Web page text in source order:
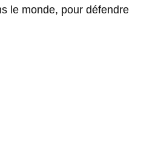
le monde, pour défendre